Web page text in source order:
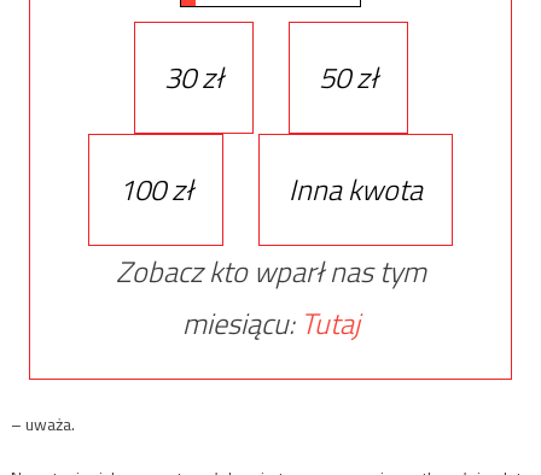
30 zł 50 zł
100 zł
Inna kwota
Zobacz kto wparł nas tym
miesiącu: Tutaj
– uważa.